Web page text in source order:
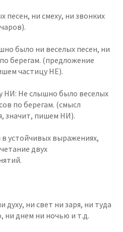
песен, ни смеху, ни звонких
было ни веселых песен, ни
берегам. (предложение
частицу НЕ).
НИ: Не слышно было веселых
по берегам. (смысл
значит, пишем НИ).
устойчивых выражениях,
двух
духу, ни свет ни заря, ни туда
ни днем ни ночью и т.д.